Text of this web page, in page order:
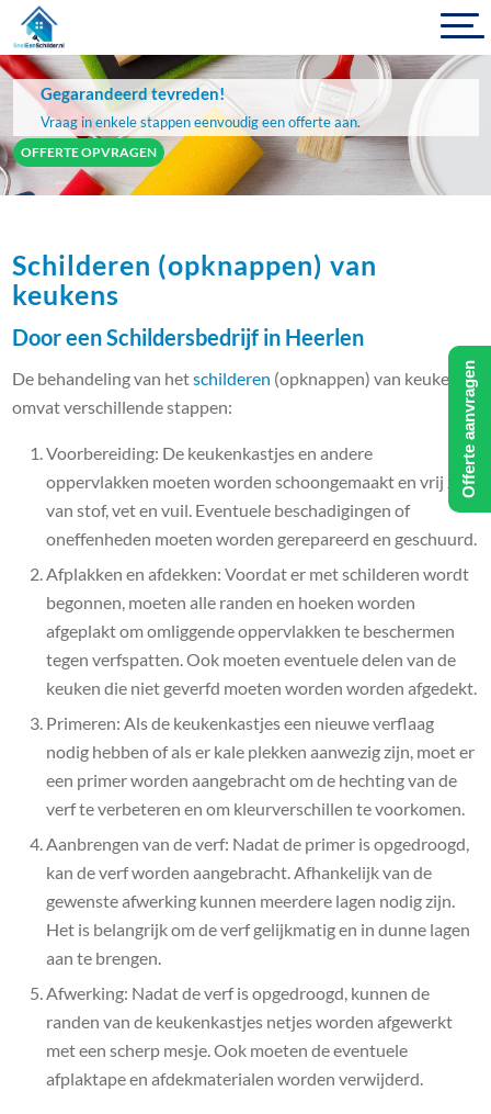
Gegarandeerd tevreden!
Vraag in enkele stappen eenvoudig een offerte aan.
OFFERTE OPVRAGEN
Schilderen (opknappen) van
keukens
Door een Schildersbedrijf in Heerlen
De behandeling van hetschilderen (opknappen) van keukens
omvat verschillende stappen:
Voorbereiding: De keukenkastjes en andere
oppervlakken moeten worden schoongemaakt en vrij zijn
van stof, vet en vuil. Eventuele beschadigingen of
oneffenheden moeten worden gerepareerd en geschuurd.
Afplakken en afdekken: Voordat er met schilderen wordt
begonnen, moeten alle randen en hoeken worden
afgeplakt om omliggende oppervlakken te beschermen
tegen verfspatten. Ook moeten eventuele delen van de
keuken die niet geverfd moeten worden worden afgedekt.
Primeren: Als de keukenkastjes een nieuwe verflaag
nodig hebben of als er kale plekken aanwezig zijn, moet er
een primer worden aangebracht om de hechting van de
verf te verbeteren en om kleurverschillen te voorkomen.
Aanbrengen van de verf: Nadat de primer is opgedroogd,
kan de verf worden aangebracht. Afhankelijk van de
gewenste afwerking kunnen meerdere lagen nodig zijn.
Het is belangrijk om de verf gelijkmatig en in dunne lagen
aan te brengen.
Afwerking: Nadat de verf is opgedroogd, kunnen de
randen van de keukenkastjes netjes worden afgewerkt
met een scherp mesje. Ook moeten de eventuele
afplaktape en afdekmaterialen worden verwijderd.
Offerte aanvragen